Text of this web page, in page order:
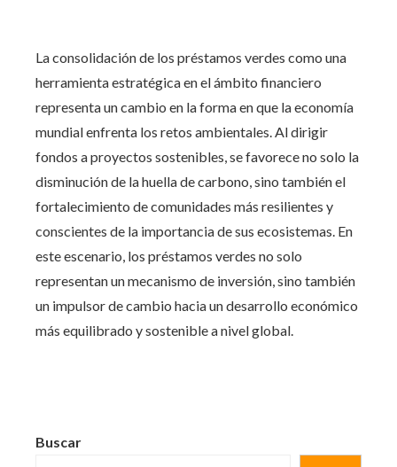
La consolidación de los préstamos verdes como una
herramienta estratégica en el ámbito financiero
representa un cambio en la forma en que la economía
mundial enfrenta los retos ambientales. Al dirigir
fondos a proyectos sostenibles, se favorece no solo la
disminución de la huella de carbono, sino también el
fortalecimiento de comunidades más resilientes y
conscientes de la importancia de sus ecosistemas. En
este escenario, los préstamos verdes no solo
representan un mecanismo de inversión, sino también
un impulsor de cambio hacia un desarrollo económico
más equilibrado y sostenible a nivel global.
Buscar